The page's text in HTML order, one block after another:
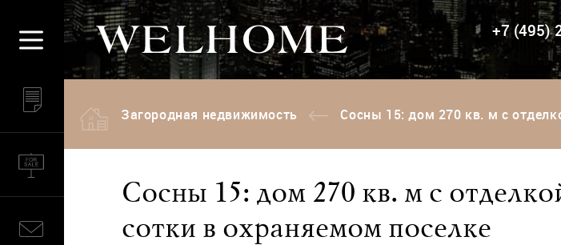
+7 (495)
Загородная недвижимость Сосны 15: дом 270 кв. м с
Сосны 15: дом 270 кв. м с
сотки в охраняемом поселке